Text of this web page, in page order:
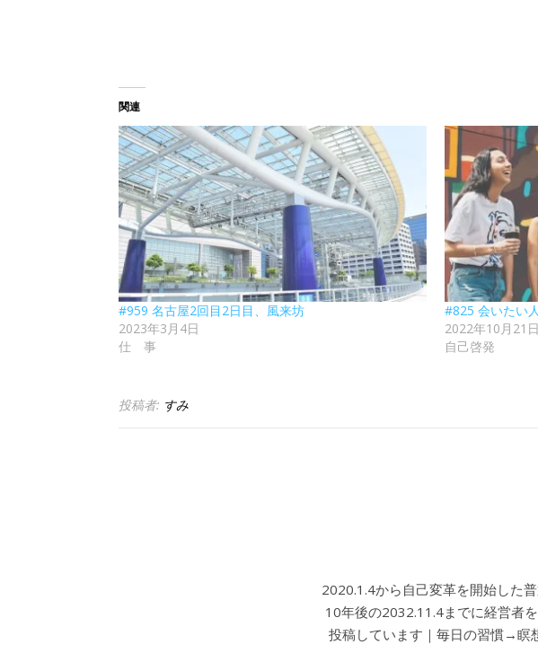
関連
#959 名古屋2回目2日目、風来坊
2023年3月4日
仕 事
#825 会いたい
2022年10月21日
自己啓発
投稿者: すみ
2020.1.4から自己変革を開始した
10年後の2032.11.4までに経営者
投稿しています｜毎日の習慣→瞑